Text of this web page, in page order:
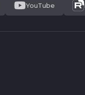
YouTube